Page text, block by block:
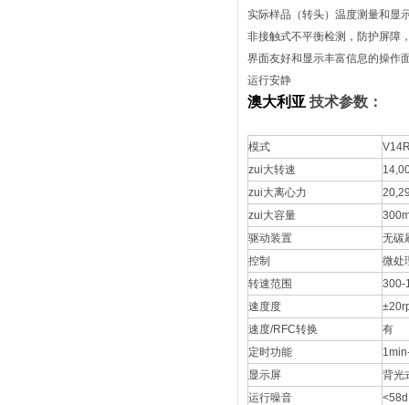
实际样品（转头）温度测量和显
非接触式不平衡检测，防护屏障
界面友好和显示丰富信息的操作
运行安静
澳大利亚 技术参数：
模式
zui大转速
zui大离心力
zui大容量
驱动装置
无碳
控制
微处
转速范围
300-
速度度
速度/RFC转换
有
定时功能
显示屏
背光
运行噪音